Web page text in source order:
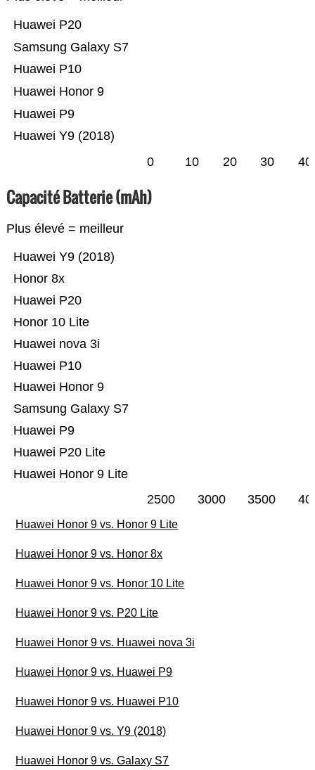
Huawei Y9 (2018)
Huawei P9
Huawei Honor 9
Huawei P10
Samsung Galaxy S7
Huawei P20
0 10 20 30 40
Capacité Batterie (mAh)
Plus élevé = meilleur
Huawei Honor 9 Lite
Huawei P20 Lite
Huawei P9
Samsung Galaxy S7
Huawei Honor 9
Huawei P10
Huawei nova 3i
Honor 10 Lite
Huawei P20
Honor 8x
Huawei Y9 (2018)
2500 3000 3500
Huawei Honor 9 vs. Honor 9 Lite
Huawei Honor 9 vs. Honor 8x
Huawei Honor 9 vs. Honor 10 Lite
Huawei Honor 9 vs. P20 Lite
Huawei Honor 9 vs. Huawei nova 3i
Huawei Honor 9 vs. Huawei P9
Huawei Honor 9 vs. Huawei P10
Huawei Honor 9 vs. Y9 (2018)
Huawei Honor 9 vs. Galaxy S7